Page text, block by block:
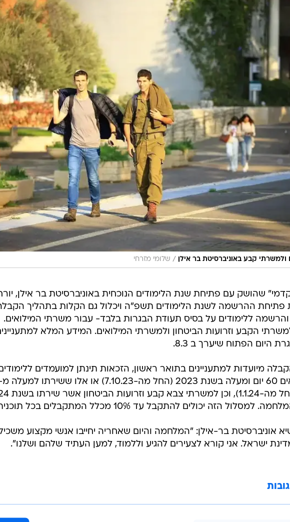
קבע באוניברסיטת בר אילן / שלומי מזרחי
שהושק עם פתיחת שנת הלימודים הנוכחית באוניברסיטת בר אילן,
ההרשמה לשנת הלימודים תשפ"ה ויכלול גם הקלות בתהליך
ללימודים על בסיס תעודת הבגרות בלבד- עבור משרתי המילואים.
הקבע וזרועות הביטחון ולמשרתי המילואים. המידע המלא
היום הפתוח שיערך ב 8.3.
מיועדות למתעניינים בתואר ראשון, הזכאות תינתן למועמדים
יום בשנת 2024 (החל מה-
הזה יכולים להתקבל עד 10% מכלל המתקבלים בכל תוכנית.
אוניברסיטת בר-אילן: "המלחמה והיום שאחריה יחייבו אנשי מקצוע
ישראל. אני קורא לצעירים להגיע וללמוד, למען העתיד שלהם ושלנו".